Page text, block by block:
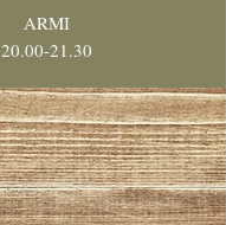
ARMI
20.00-21.30